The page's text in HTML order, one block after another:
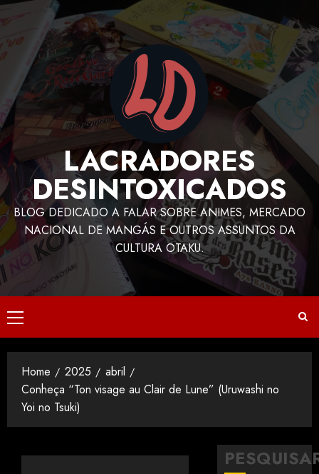
LACRADORES
DESINTOXICADOS
BLOG DEDICADO A FALAR SOBRE ANIMES, MERCADO
NACIONAL DE MANGÁS E OUTROS ASSUNTOS DA
CULTURA OTAKU.
Home 2025
abril
Conheça “Ton visage au Clair de Lune” (Uruwashi no
Yoi no Tsuki)